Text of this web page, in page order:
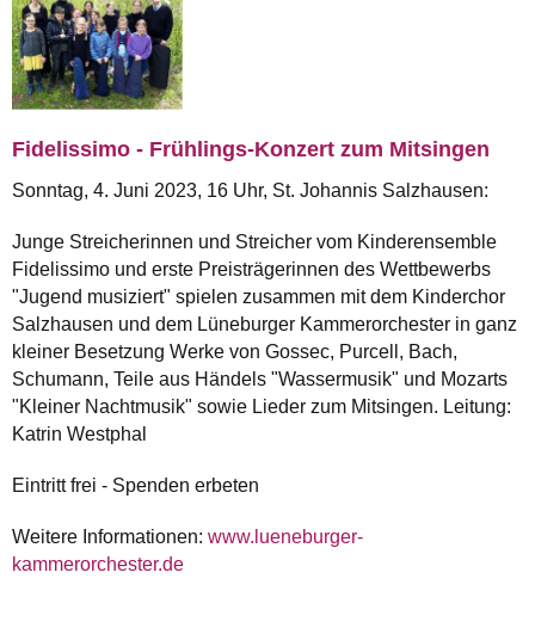
Fidelissimo - Frühlings-Konzert zum Mitsingen
Sonntag, 4. Juni 2023, 16 Uhr, St. Johannis Salzhausen:
Junge Streicherinnen und Streicher vom Kinderensemble
Fidelissimo und erste Preisträgerinnen des Wettbewerbs
"Jugend musiziert" spielen zusammen mit dem Kinderchor
Salzhausen und dem Lüneburger Kammerorchester in ganz
kleiner Besetzung Werke von Gossec, Purcell, Bach,
Schumann, Teile aus Händels "Wassermusik" und Mozarts
"Kleiner Nachtmusik" sowie Lieder zum Mitsingen. Leitung:
Katrin Westphal
Eintritt frei - Spenden erbeten
Weitere Informationen: www.lueneburger-
kammerorchester.de